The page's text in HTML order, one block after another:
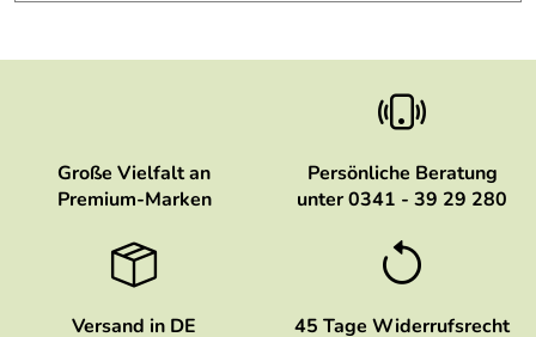
Große Vielfalt an
Premium-Marken
Persönliche Beratung
unter 0341 - 39 29 280
Versand in DE
45 Tage Widerrufsrecht